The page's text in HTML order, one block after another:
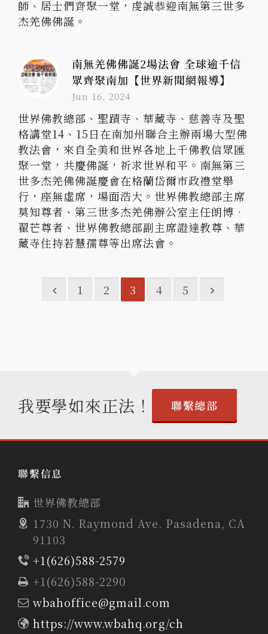
師、居士們齊聚一堂，虔誠恭迎南無第三世多
杰羌佛佛誕。
南無羌佛佛誕2場法會 全球逾千信
眾齊聚南加【世界新聞網報導】
Jun 16, 2024
世界佛教總部、聖蹟寺、華藏寺、慈善寺及聖
格講堂14、15日在南加州聯合主辦兩場大型佛
教法會，來自全美和世界各地上千佛教信眾匯
聚一堂，共慶佛誕，祈求世界和平。南無第三
世多杰羌佛佛誕慶會在格蘭岱爾市政禮堂舉
行，座無虛席，場面浩大。世界佛教總部主席
莫知尊者、第三世多杰羌佛辦公室主任朗博•
翟芒尊者、世界佛教總部副主席證達教尊、華
藏寺住持若慧孺尊等出席法會。
1 2 3 4 5
我要學如來正法！ 聯繫總部
聯繫信息
世界佛教總部
1730 N. Raymond Ave. Pasadena, CA
91103
+1(626)588-2579
+1(626)588-2290
wbahoffice@gmail.com
https://www.wbahq.org/ch